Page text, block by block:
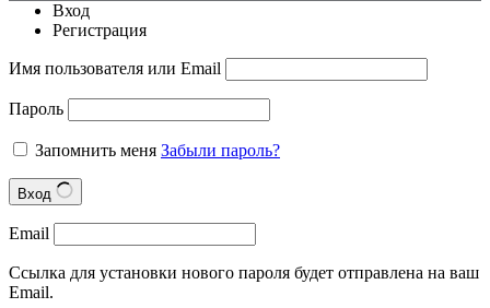
Вход
Регистрация
Имя пользователя или Email
Пароль
Запомнить меня Забыли пароль?
Вход
Email
Ссылка для установки нового пароля будет отправлена на ваш
Email.